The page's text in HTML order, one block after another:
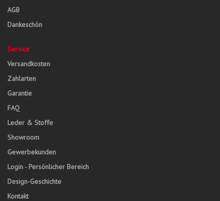
AGB
Dankeschön
Service
Versandkosten
Zahlarten
Garantie
FAQ
Leder & Stoffe
Showroom
Gewerbekunden
Login - Persönlicher Bereich
Design-Geschichte
Kontakt